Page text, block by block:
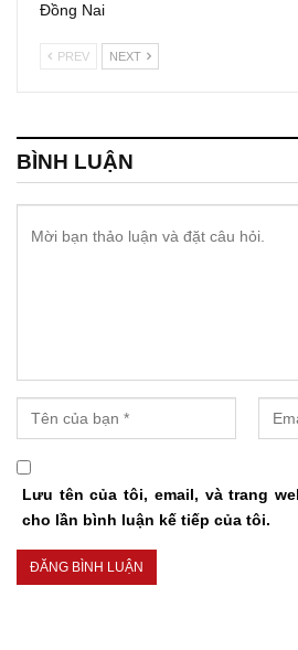
Đồng Nai
PREV NEXT
BÌNH LUẬN
Lưu tên của tôi, email, và trang
cho lần bình luận kế tiếp của tôi.